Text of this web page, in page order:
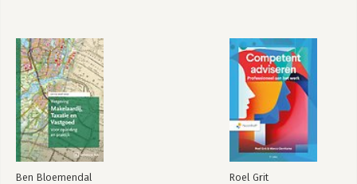
Ben Bloemendal Roel Grit